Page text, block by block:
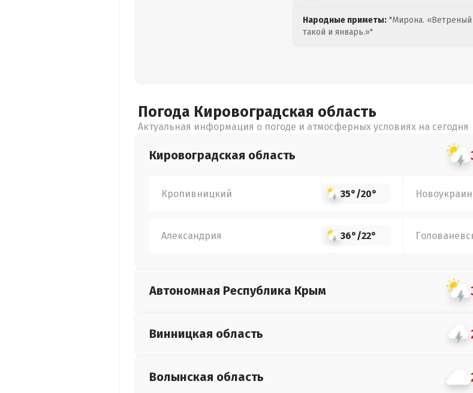
Народные приметы: "Мирона.
такой и январь.»"
Погода Кировоградская область
Актуальная информация о погоде и атмосферных условиях на сегодня
Кировоградская область
Кропивницкий 35°/20°
Александрия 36°/22°
Автономная Республика Крым
Винницкая область
Волынская область